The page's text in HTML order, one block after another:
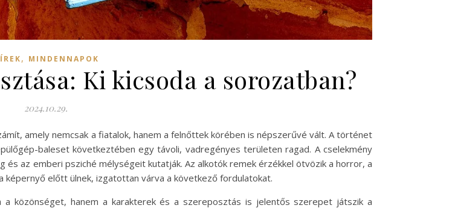
, MINDENNAPOK
Ki kicsoda a sorozatban?
2024.10.29.
amely nemcsak a fiatalok, hanem a felnőttek körében is népszerűvé vált. A történet
baleset következtében egy távoli, vadregényes területen ragad. A cselekmény
és az emberi psziché mélységeit kutatják. Az alkotók remek érzékkel ötvözik a horror, a
képernyő előtt ülnek, izgatottan várva a következő fordulatokat.
közönséget, hanem a karakterek és a szereposztás is jelentős szerepet játszik a